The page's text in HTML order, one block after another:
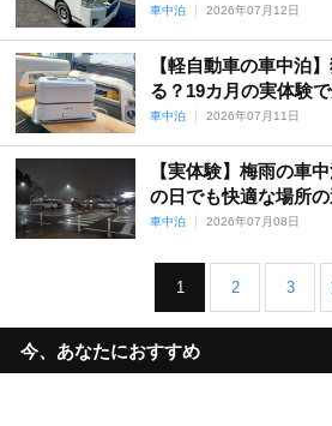
車中泊 2026年07月12日
【軽自動車の車中泊
る？19カ月の実体験
車中泊 2026年07月11日
【実体験】梅雨の車
の日でも快適な場所
車中泊 2026年07月08日
1 2 3
今、あなたにおすすめ